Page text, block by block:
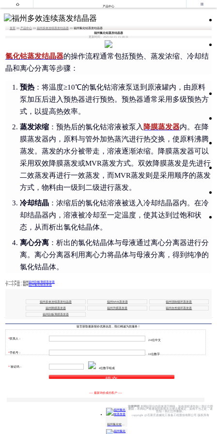

产品中心

首页 >> 产品中心>> 福州多效连续蒸发结晶器>> 福州氯化钴蒸发结晶器
福州氯化钴蒸发结晶器
更新时间：2025-02-15 15:38:31
氯化钴蒸发结晶器的操作流程通常包括预热、蒸发浓缩、冷却结
晶和离心分离等步骤：
预热 ：将温度≥10℃的氯化钴溶液泵送到原液罐内，由原料
泵加压后进入预热器进行预热。预热器通常采用多级预热方
式，以提高热效率。
蒸发浓缩 ：预热后的氯化钴溶液被泵入 降膜蒸发器内。在降
膜蒸发器内，原料与管外加热蒸汽进行热交换，使原料沸腾
蒸发。蒸发的水分被带走，溶液逐渐浓缩。降膜蒸发器可以
采用双效降膜蒸发或MVR蒸发方式。双效降膜蒸发是先进行
二效蒸发再进行一效蒸发，而MVR蒸发则是采用顺序的蒸发
方式，物料由一级到二级进行蒸发。
冷却结晶 ：浓缩后的氯化钴溶液被送入冷却结晶器内。在冷
却结晶器内，溶液被冷却至一定温度，使其达到过饱和状
态，从而析出氯化钴晶体。
离心分离 ：析出的氯化钴晶体与母液通过离心分离器进行分
离。离心分离器利用离心力将晶体与母液分离，得到纯净的
氯化钴晶体。
上一个产品：福州福州刮板薄膜蒸发器
下一个产品：福州福州氯化铵蒸发器
福州多效连续蒸发结晶器 福州MVR蒸发器 福州强制循环蒸发器
福州降膜蒸发器 福州升膜蒸发器 福州自然循环蒸发器
福州刮板薄膜蒸发器
留言获取最新报价优惠信息，我们竭诚为您服务！
*联系人： 2-6位中文
*手机号： 11位数字
*验证码： 4位数字组成
---- 最新询价成功客户 ----
王** 133****11232小时前
孙** 138****5423
楚** 176****58761天前
李** 183****42572天2小时前
李** 177****73564天8小时前
5天10小时前
邸** 177****5784 6天前
7天前
8天前
地
区
法律声明 本网站部分内容来源于网络，如有侵权请告知！我们立即
删除；本网站严格遵循国家相关法律法规规定，如有不当之处，请
告知！我们立即删除。
copyright @石家庄鼎威化工装备工程股份有限公司 版权所有